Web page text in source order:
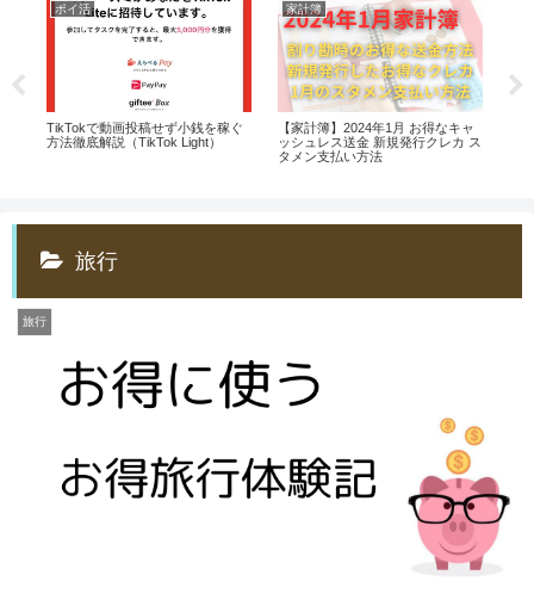
ポイ活
TikTokで動画投稿せず小銭を稼ぐ
方法徹底解説（TikTok Light）
家計簿
【家計簿】2024年1月 お得なキャ
ッシュレス送金 新規発行クレカ ス
タメン支払い方法
旅行
旅行